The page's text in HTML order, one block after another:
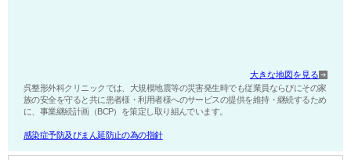
大きな地図を見る
呉整形外科クリニックでは、大規模地震等の災害発生時でも従業員ならびにその家
族の安全を守ると共に患者様・利用者様へのサービスの提供を維持・継続するため
に、事業継続計画（BCP）を策定し取り組んでいます。
感染症予防及びまん延防止の為の指針